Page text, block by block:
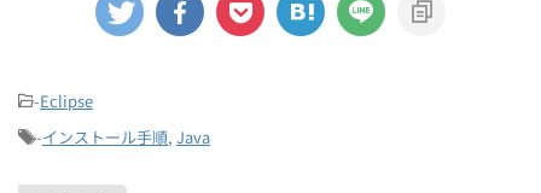
-Eclipse
-インストール手順, Java